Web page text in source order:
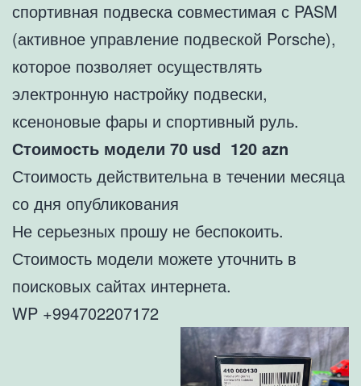
спортивная подвеска совместимая с PASM
(активное управление подвеской Porsche),
которое позволяет осуществлять
электронную настройку подвески,
ксеноновые фары и спортивный руль.
Стоимость модели 70 usd 120 azn
Стоимость действительна в течении месяца
со дня опубликования
Не серьезных прошу не беспокоить.
Стоимость модели можете уточнить в
поисковых сайтах интернета.
WP +994702207172